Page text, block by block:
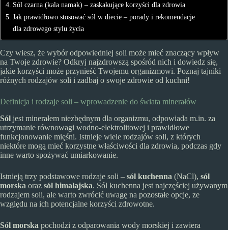
Sól czarna (kala namak) – zaskakujące korzyści dla zdrowia
Jak prawidłowo stosować sól w diecie – porady i rekomendacje
dla zdrowego stylu życia
Czy wiesz, że wybór odpowiedniej soli może mieć znaczący wpływ
na Twoje zdrowie? Odkryj najzdrowszą spośród nich i dowiedz się,
jakie korzyści może przynieść Twojemu organizmowi. Poznaj tajniki
różnych rodzajów soli i zadbaj o swoje zdrowie od kuchni!
Definicja i rodzaje soli – wprowadzenie do świata minerałów
Sól jest minerałem niezbędnym dla organizmu, odpowiada m.in. za
utrzymanie równowagi wodno-elektrolitowej i prawidłowe
funkcjonowanie mięśni. Istnieje wiele rodzajów soli, z których
niektóre mogą mieć korzystne właściwości dla zdrowia, podczas gdy
inne warto spożywać umiarkowanie.
Istnieją trzy podstawowe rodzaje soli – sól kuchenna (NaCl), sól
morska oraz sól himalajska. Sól kuchenna jest najczęściej używanym
rodzajem soli, ale warto zwrócić uwagę na pozostałe opcje, ze
względu na ich potencjalne korzyści zdrowotne.
Sól morska pochodzi z odparowania wody morskiej i zawiera